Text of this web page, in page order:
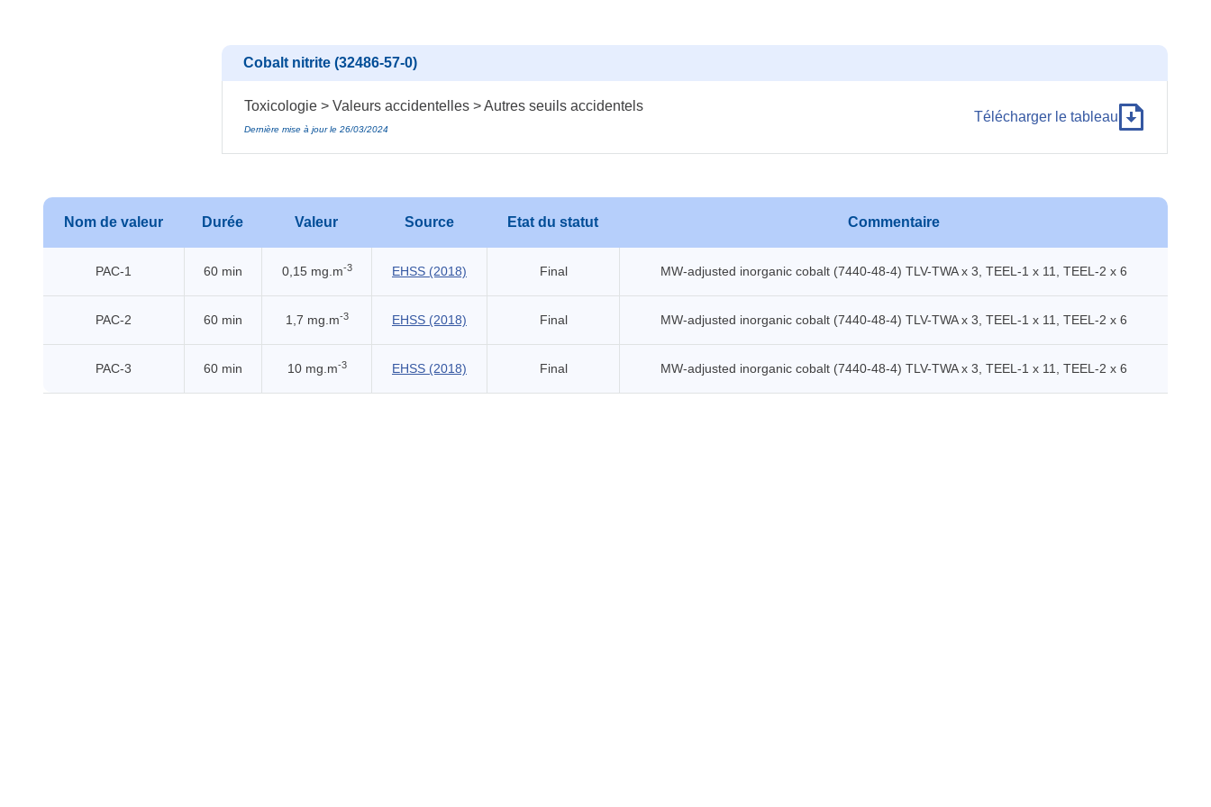
Cobalt nitrite (32486-57-0)
Toxicologie > Valeurs accidentelles > Autres seuils accidentels
Dernière mise à jour le 26/03/2024
Télécharger le tableau
Nom de valeur Durée Valeur Source Etat du statut Commentaire
PAC-1 60 min 0,15 mg.m-3 EHSS (2018) Final MW-adjusted inorganic cobalt (7440-48-4) TLV-TWA x 3, TEEL-1 x 11, TEEL-2 x 6
PAC-2 60 min 1,7 mg.m-3 EHSS (2018) Final MW-adjusted inorganic cobalt (7440-48-4) TLV-TWA x 3, TEEL-1 x 11, TEEL-2 x 6
PAC-3 60 min 10 mg.m-3 EHSS (2018) Final MW-adjusted inorganic cobalt (7440-48-4) TLV-TWA x 3, TEEL-1 x 11, TEEL-2 x 6